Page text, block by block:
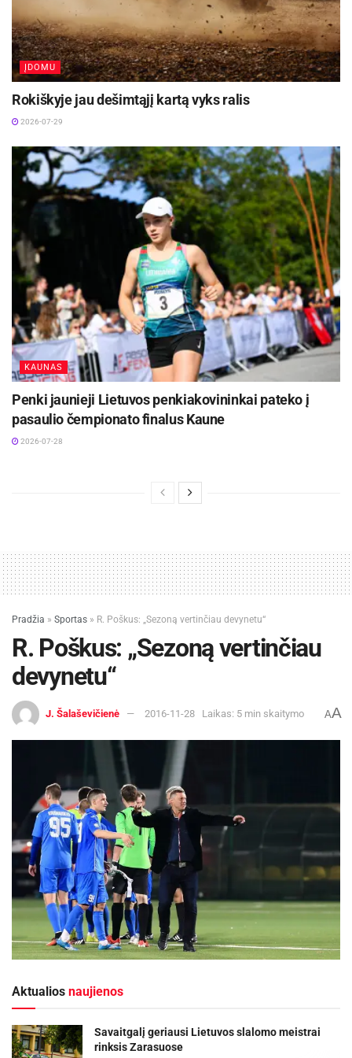
Informaciją parengė Tomas Gaubys
www.ldsf.lt
ĮDOMU
Rokiškyje jau dešimtąjį kartą vyks ralis
2026-07-29
KAUNAS
Penki jaunieji Lietuvos penkiakovininkai pateko į
pasaulio čempionato finalus Kaune
2026-07-28
Pradžia » Sportas » R. Poškus: „Sezoną vertinčiau devynetu“
R. Poškus: „Sezoną vertinčiau
devynetu“
J. Šalaševičienė 2016-11-28 Laikas: 5 min skaitymo AA
Aktualios naujienos
Savaitgalį geriausi Lietuvos slalomo meistrai
rinksis Zarasuose